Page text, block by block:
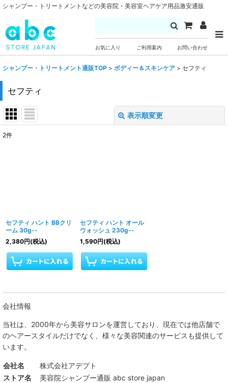
シャンプー・トリートメントなどの美容院・美容室ヘアケア用品激安通販
お気に入り ご利用案内 お問い合わせ
シャンプー・トリートメント通販TOP > ボディー＆スキンケア > セフティ
セフティ
表示順変更
2件
セフティ ハント BBクリ
ーム 30g--
2,380円(税込)
セフティ ハント オール
ウォッシュ 230g--
1,590円(税込)
会社情報
当社は、 2000年から美容サロンを運営しており、現在では他店舗で
のヘアースタイルだけでなく、様々な美容関連のサービスも提供して
います。
会社名
株式会社アデプト
ストア名
美容院シャンプー通販 abc store japan